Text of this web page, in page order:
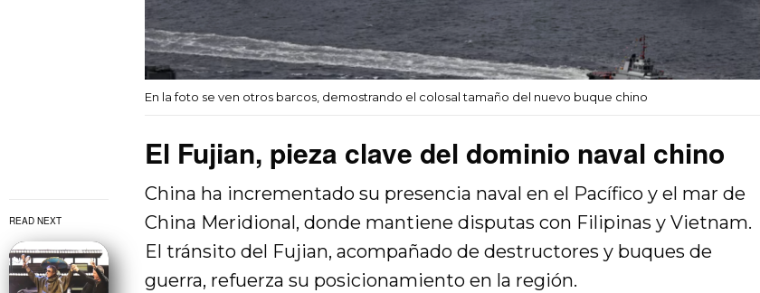
READ NEXT
En la foto se ven otros barcos, demostrando el colosal tamaño del nuevo buque chino
El Fujian, pieza clave del dominio naval chino
China ha incrementado su presencia naval en el Pacífico y el mar de
China Meridional, donde mantiene disputas con Filipinas y Vietnam.
El tránsito del Fujian, acompañado de destructores y buques de
guerra, refuerza su posicionamiento en la región.